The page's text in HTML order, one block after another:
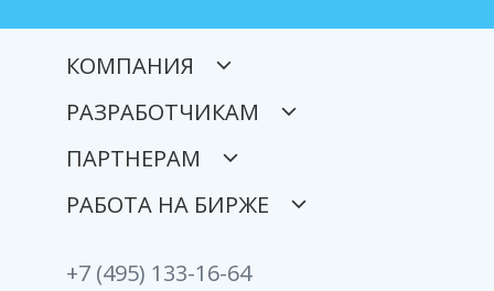
КОМПАНИЯ
РАЗРАБОТЧИКАМ
ПАРТНЕРАМ
РАБОТА НА БИРЖЕ
+7 (495) 133-16-64